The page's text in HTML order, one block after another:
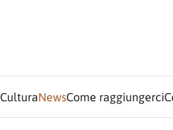
CulturaNewsCome raggiungerci